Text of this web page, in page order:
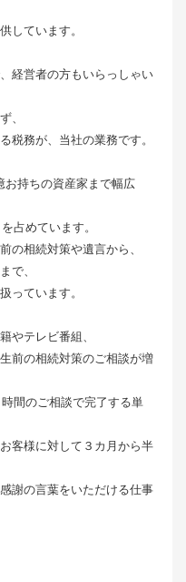
しています。
経営者の方もいらっしゃい
、
税務が、当社の業務です。
お持ちの資産家まで幅広
占めています。
の相続対策や遺言から、
で、
っています。
やテレビ番組、
前の相続対策のご相談が増
間のご相談で完了する単
客様に対して３カ月から半
謝の言葉をいただける仕事